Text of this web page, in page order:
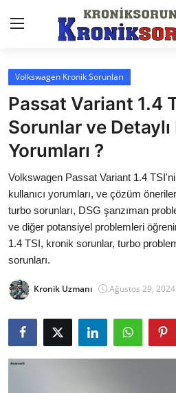
Anasayfa
Markalar
İletişim
Trafik & Cezalar
Sigorta & Kasko
Vergi & ÖTV & MTV
Sorgulamalar
İkinci El & Alım-Satım
Bakım & Arıza Çözümleri
Volkswagen Kronik Sorunları
Passat Variant 1.4
Sorunlar ve Detaylı
Yorumları ?
Volkswagen Passat Variant 1.4
kullanıcı yorumları, ve çözüm
turbo sorunları, DSG şanzıman
ve diğer potansiyel problemleri
1.4 TSI, kronik sorunlar, turbo
sorunları.
Kronik Uzmanı Ağustos 29,